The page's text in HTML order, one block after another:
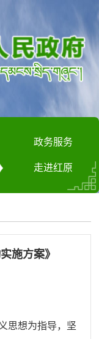
政务服务
走进红原
施方案》
思想为指导，坚